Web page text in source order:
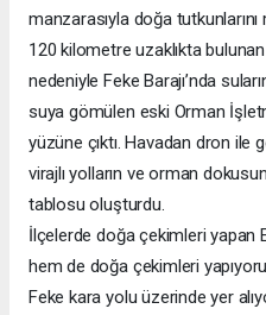
manzarasıyla doğa
120 kilometre uzaklıkta
nedeniyle Feke Barajı’nda
suya gömülen eski Orman
yüzüne çıktı. Havadan dron ile
virajlı yolların ve orman
tablosu oluşturdu.
İlçelerde doğa çekimleri yapan
hem de doğa çekimleri
Feke kara yolu üzerinde yer